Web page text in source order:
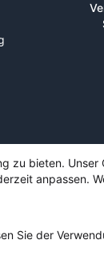
zu bieten.
anpassen.
Sie der